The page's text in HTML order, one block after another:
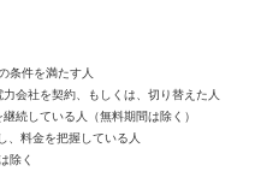
条件を満たす人
会社を契約、もしくは、切り替えた人
続している人（無料期間は除く）
、料金を把握している人
除く